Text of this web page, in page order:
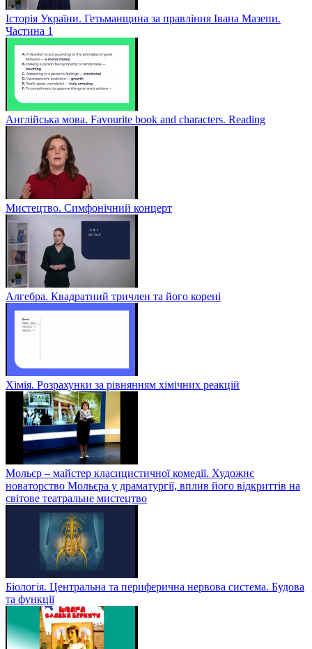
Історія України. Гетьманщина за правління Івана Мазепи.
Частина 1
Англійська мова. Favourite book and characters. Reading
Мистецтво. Симфонічний концерт
Алгебра. Квадратний тричлен та його корені
Хімія. Розрахунки за рівнянням хімічних реакцій
Мольєр – майстер класицистичної комедії. Художнє
новаторство Мольєра у драматургії, вплив його відкриттів на
світове театральне мистецтво
Біологія. Центральна та периферична нервова система. Будова
та функції